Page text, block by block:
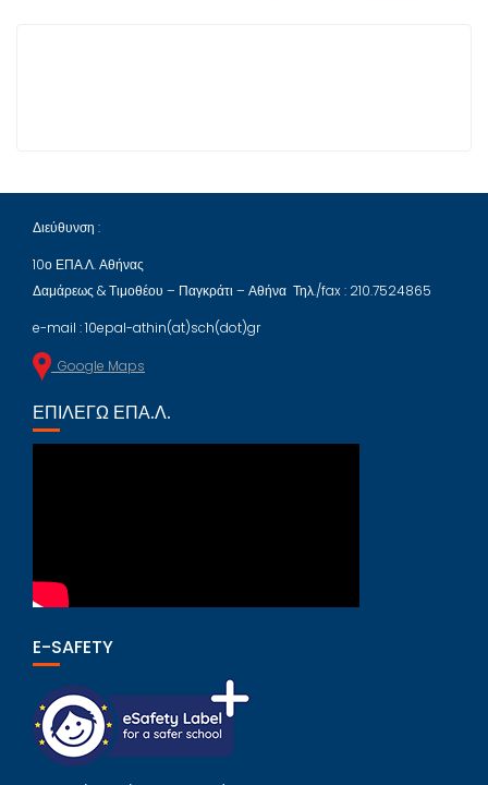
Διεύθυνση :
10ο ΕΠΑ.Λ. Αθήνας
Δαμάρεως & Τιμοθέου – Παγκράτι – Αθήνα Τηλ./fax : 210.7524865
e-mail : 10epal-athin(at)sch(dot)gr
Google Maps
ΕΠΙΛΈΓΩ ΕΠΑ.Λ.
E-SAFETY